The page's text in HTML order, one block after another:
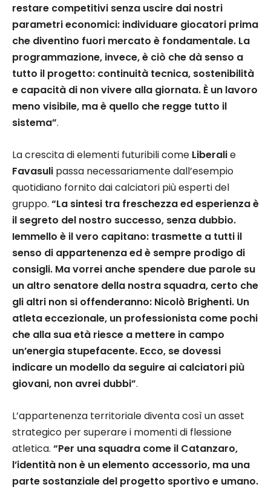
restare competitivi senza uscire dai nostri
parametri economici: individuare giocatori prima
che diventino fuori mercato è fondamentale. La
programmazione, invece, è ciò che dà senso a
tutto il progetto: continuità tecnica, sostenibilità
e capacità di non vivere alla giornata. È un lavoro
meno visibile, ma è quello che regge tutto il
sistema”.
La crescita di elementi futuribili come Liberalie
Favasuli passa necessariamente dall’esempio
quotidiano fornito dai calciatori più esperti del
gruppo. “La sintesi tra freschezza ed esperienza è
il segreto del nostro successo, senza dubbio.
Iemmello è il vero capitano: trasmette a tutti il
senso di appartenenza ed è sempre prodigo di
consigli. Ma vorrei anche spendere due parole su
un altro senatore della nostra squadra, certo che
gli altri non si offenderanno: Nicolò Brighenti. Un
atleta eccezionale, un professionista come pochi
che alla sua età riesce a mettere in campo
un’energia stupefacente. Ecco, se dovessi
indicare un modello da seguire ai calciatori più
giovani, non avrei dubbi”.
L’appartenenza territoriale diventa così un asset
strategico per superare i momenti di flessione
atletica. “Per una squadra come il Catanzaro,
l’identità non è un elemento accessorio, ma una
parte sostanziale del progetto sportivo e umano.